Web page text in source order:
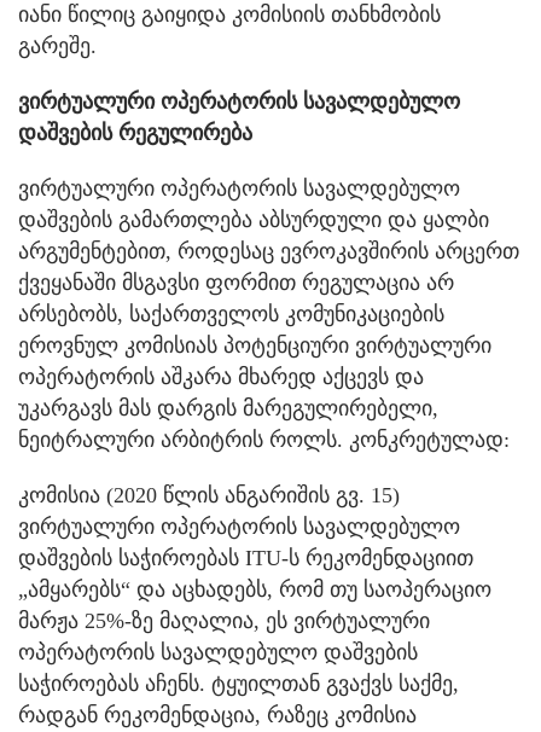
იანი წილიც გაიყიდა კომისიის თანხმობის
გარეშე.
ვირტუალური ოპერატორის სავალდებულო
დაშვების რეგულირება
ვირტუალური ოპერატორის სავალდებულო
დაშვების გამართლება აბსურდული და ყალბი
არგუმენტებით, როდესაც ევროკავშირის არცერთ
ქვეყანაში მსგავსი ფორმით რეგულაცია არ
არსებობს, საქართველოს კომუნიკაციების
ეროვნულ კომისიას პოტენციური ვირტუალური
ოპერატორის აშკარა მხარედ აქცევს და
უკარგავს მას დარგის მარეგულირებელი,
ნეიტრალური არბიტრის როლს. კონკრეტულად:
კომისია (2020 წლის ანგარიშის გვ. 15)
ვირტუალური ოპერატორის სავალდებულო
დაშვების საჭიროებას ITU-ს რეკომენდაციით
„ამყარებს“ და აცხადებს, რომ თუ საოპერაციო
მარჟა 25%-ზე მაღალია, ეს ვირტუალური
ოპერატორის სავალდებულო დაშვების
საჭიროებას აჩენს. ტყუილთან გვაქვს საქმე,
რადგან რეკომენდაცია, რაზეც კომისია